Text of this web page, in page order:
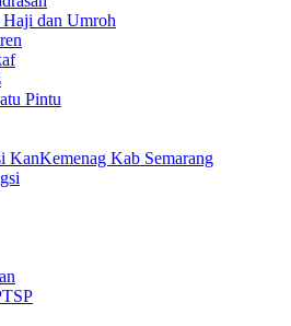
Haji dan Umroh
Pintu
KanKemenag Kab Semarang